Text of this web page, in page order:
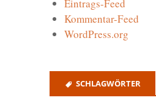
Eintrags-Feed
Kommentar-Feed
WordPress.org
SCHLAGWÖRTER